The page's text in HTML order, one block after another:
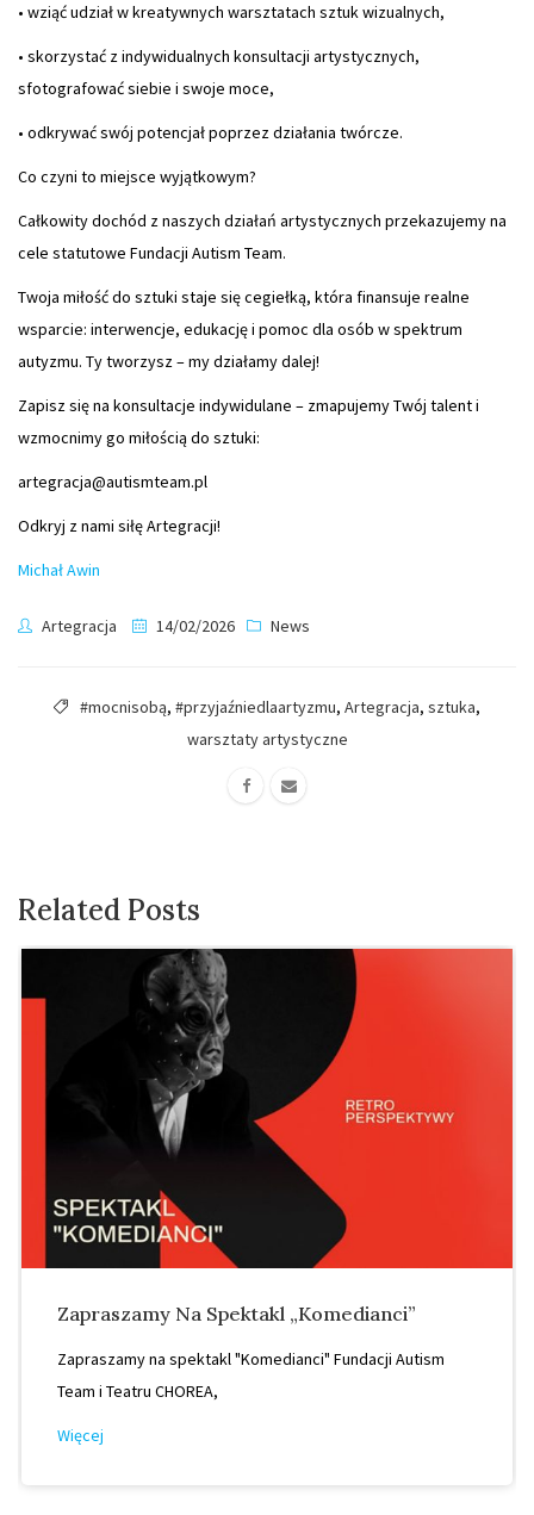
• wziąć udział w kreatywnych warsztatach sztuk wizualnych,
• skorzystać z indywidualnych konsultacji artystycznych,
sfotografować siebie i swoje moce,
• odkrywać swój potencjał poprzez działania twórcze.
Co czyni to miejsce wyjątkowym?
Całkowity dochód z naszych działań artystycznych przekazujemy na
cele statutowe Fundacji Autism Team.
Twoja miłość do sztuki staje się cegiełką, która finansuje realne
wsparcie: interwencje, edukację i pomoc dla osób w spektrum
autyzmu. Ty tworzysz – my działamy dalej!
Zapisz się na konsultacje indywidulane – zmapujemy Twój talent i
wzmocnimy go miłością do sztuki:
artegracja@autismteam.pl
Odkryj z nami siłę Artegracji!
Michał Awin
Artegracja 14/02/2026 News
#mocnisobą, #przyjaźniedlaartyzmu, Artegracja, sztuka,
warsztaty artystyczne
Related Posts
Zapraszamy Na Spektakl „Komedianci”
Zapraszamy na spektakl "Komedianci" Fundacji Autism
Team i Teatru CHOREA,
Więcej